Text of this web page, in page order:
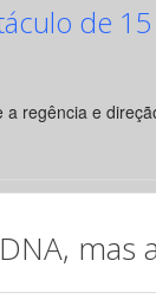
de
regência e
mas